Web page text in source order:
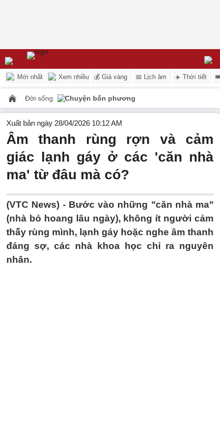
Mới nhất Xem nhiều 💰 Giá vàng 📅 Lịch âm ☀️ Thời tiết
Đời sống Chuyện bốn phương
Xuất bản ngày 28/04/2026 10:12 AM
Âm thanh rùng rợn và cảm
giác lạnh gáy ở các 'căn nhà
ma' từ đâu mà có?
(VTC News) - Bước vào những "căn nhà ma"
(nhà bỏ hoang lâu ngày), không ít người cảm
thấy rùng mình, lạnh gáy hoặc nghe âm thanh
đáng sợ, các nhà khoa học chỉ ra nguyên
nhân.